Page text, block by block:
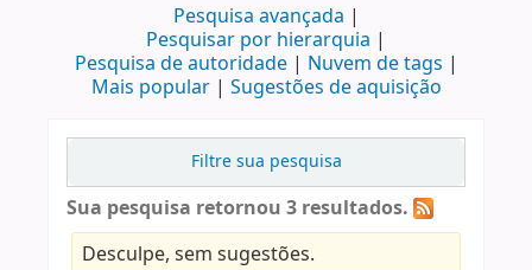
Pesquisa avançada
Pesquisar por hierarquia
Pesquisa de autoridade
Nuvem de tags
Mais popular
Sugestões de aquisição
Filtre sua pesquisa
Sua pesquisa retornou 3 resultados.
Desculpe, sem sugestões.